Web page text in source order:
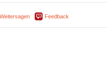
Weitersagen Feedback